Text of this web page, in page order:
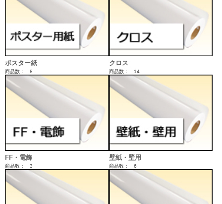
ポスター紙
商品数： 8
クロス
商品数： 14
FF・電飾
商品数： 3
壁紙・壁用
商品数： 6